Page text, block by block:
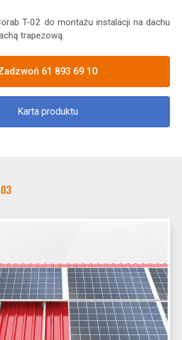
T-02 do montażu instalacji na dachu
trapezową.
61 893 69 10
Karta produktu